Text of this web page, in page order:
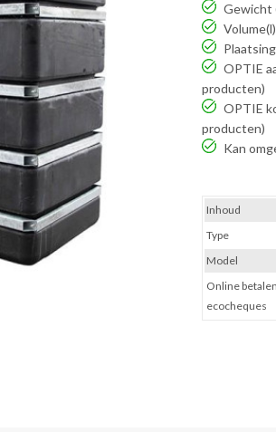
Gewicht
OPTIE
producten)
OPTIE
producten)
Kan
Inhoud
Type
Model
Online betalen
ecocheques